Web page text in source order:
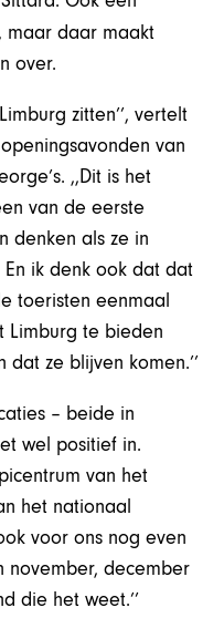
, maar daar maakt
over.
zitten’’, vertelt
van
,,Dit is het
van de eerste
denken als ze in
ik denk ook dat dat
toeristen eenmaal
Limburg te bieden
ze blijven komen.’’
– beide in
wel positief in.
van het
het nationaal
voor ons nog even
november, december
die het weet.’’